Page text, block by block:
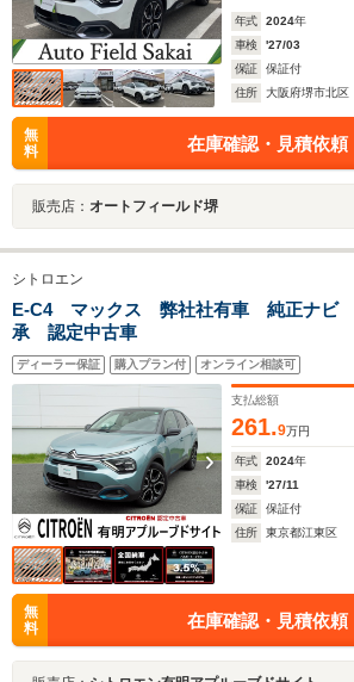
年式 2024年
車検
'27/03
保証
保証付
住所
大阪府堺市北区
無
料
在庫確認・見積依頼
販売店： オートフィールド堺
シトロエン
E-C4 マックス 弊社社有車 純正ナビ
承 認定中古車
ディーラー保証 購入プラン付 オンライン相談可
支払総額
261.9万円
年式 2024年
車検
'27/11
保証
保証付
住所
東京都江東区
無
料
在庫確認・見積依頼